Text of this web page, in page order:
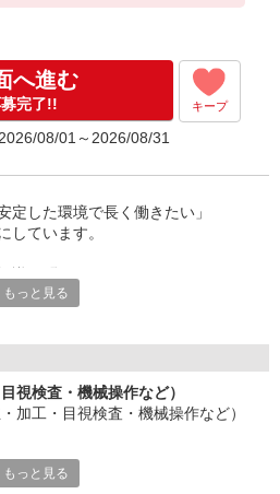
へ進む
完了!! キープ
08/01～2026/08/31
定した環境で長く働きたい」
しています。
絡をすること、前向きに仕事へ取り
柔軟に対応いただける方は、ご紹介
アを築きたい方、ぜひご応募くださ
もっと見る
視検査・機械操作など）
加工・目視検査・機械操作など）
ク
もっと見る